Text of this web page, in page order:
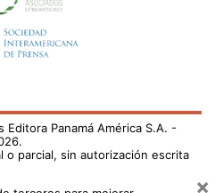
Panamá América S.A. -
o parcial, sin autorización escrita
×